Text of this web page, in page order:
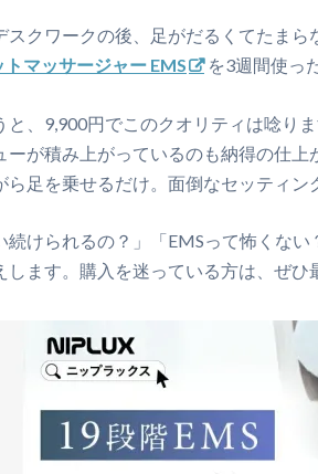
スクワークの後、足がだるくてたまら
マッサージャー EMS
を3週間使っ
と、9,900円でこのクオリティは唸り
ーが積み上がっているのも納得の仕
ら足を乗せるだけ。面倒なセッティン
続けられるの？」「EMSって怖くな
します。購入を迷っている方は、ぜひ